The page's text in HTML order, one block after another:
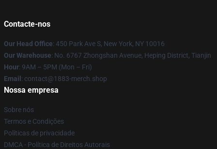
Contacte-nos
Our Head Office: 450 Park Ave S, New York, NY 10016
Our Warehouse: No. 6767 Zhongshan Avenue, Heping District, Tianjin
Hour: 9AM – 5PM (Mon – Fri)
Email : contact@1883-merch.shop
Nossa empresa
Sobre nós
Termos e Condições
Políticas de privacidade
DMCA - Política de Direitos Autorais